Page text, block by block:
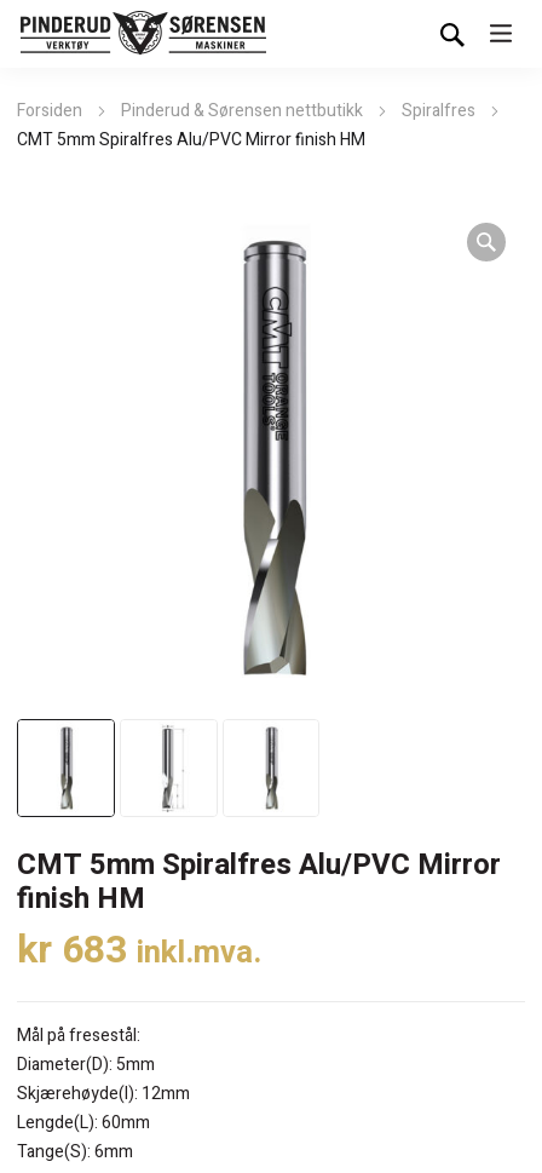
Forsiden Pinderud & Sørensen nettbutikk
Spiralfres
CMT 5mm Spiralfres Alu/PVC Mirror finish HM
CMT 5mm Spiralfres Alu/PVC Mirror
finish HM
kr 683 inkl.mva.
Mål på fresestål:
Diameter(D): 5mm
Skjærehøyde(I): 12mm
Lengde(L): 60mm
Tange(S): 6mm